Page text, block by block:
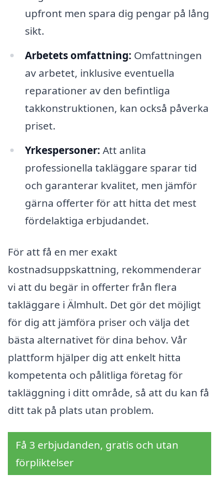
upfront men spara dig pengar på lång
sikt.
Arbetets omfattning: Omfattningen
av arbetet, inklusive eventuella
reparationer av den befintliga
takkonstruktionen, kan också påverka
priset.
Yrkespersoner: Att anlita
professionella takläggare sparar tid
och garanterar kvalitet, men jämför
gärna offerter för att hitta det mest
fördelaktiga erbjudandet.
För att få en mer exakt
kostnadsuppskattning, rekommenderar
vi att du begär in offerter från flera
takläggare i Älmhult. Det gör det möjligt
för dig att jämföra priser och välja det
bästa alternativet för dina behov. Vår
plattform hjälper dig att enkelt hitta
kompetenta och pålitliga företag för
takläggning i ditt område, så att du kan få
ditt tak på plats utan problem.
Få 3 erbjudanden, gratis och utan
förpliktelser